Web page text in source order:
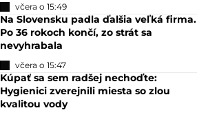
včera o 15:49
Na Slovensku padla ďalšia veľká firma.
Po 36 rokoch končí, zo strát sa
nevyhrabala
včera o 15:47
Kúpať sa sem radšej nechoďte:
Hygienici zverejnili miesta so zlou
kvalitou vody